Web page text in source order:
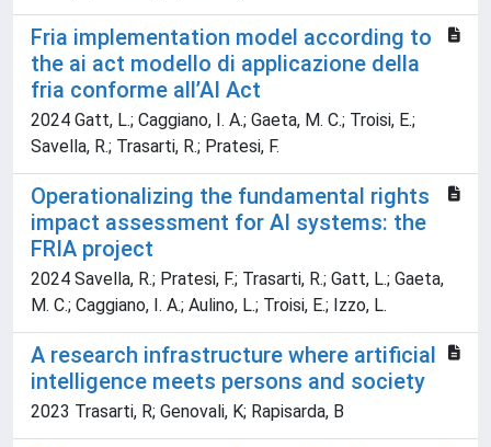
Fria implementation model according to
the ai act modello di applicazione della
fria conforme all’AI Act
2024 Gatt, L.; Caggiano, I. A.; Gaeta, M. C.; Troisi, E.;
Savella, R.; Trasarti, R.; Pratesi, F.
Operationalizing the fundamental rights
impact assessment for AI systems: the
FRIA project
2024 Savella, R.; Pratesi, F.; Trasarti, R.; Gatt, L.; Gaeta,
M. C.; Caggiano, I. A.; Aulino, L.; Troisi, E.; Izzo, L.
A research infrastructure where artificial
intelligence meets persons and society
2023 Trasarti, R; Genovali, K; Rapisarda, B